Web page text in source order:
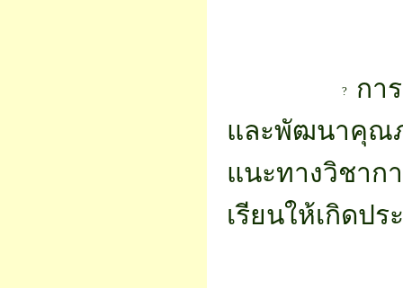
กา
และพัฒนาคุณภ
แนะทางวิชาก
เรียนให้เกิดป